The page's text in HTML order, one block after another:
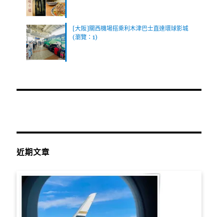
[大阪]關西機場搭乘利木津巴士直達環球影城
(瀏覽：1)
近期文章